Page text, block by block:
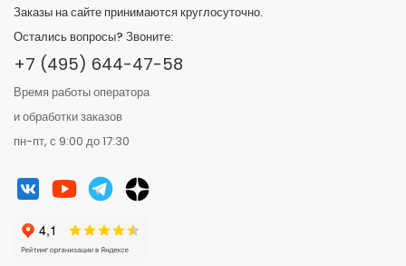
Заказы на сайте принимаются круглосуточно.
Остались вопросы? Звоните:
+7 (495) 644-47-58
Время работы оператора
и обработки заказов
пн-пт, с 9:00 до 17:30